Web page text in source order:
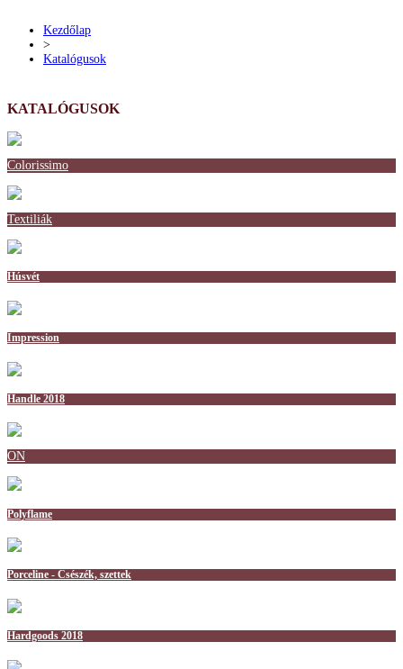
Kezdőlap
>
Katalógusok
KATALÓGUSOK
Colorissimo
Textiliák
Húsvét
Impression
Handle 2018
ON
Polyflame
Porceline - Csészék, szettek
Hardgoods 2018